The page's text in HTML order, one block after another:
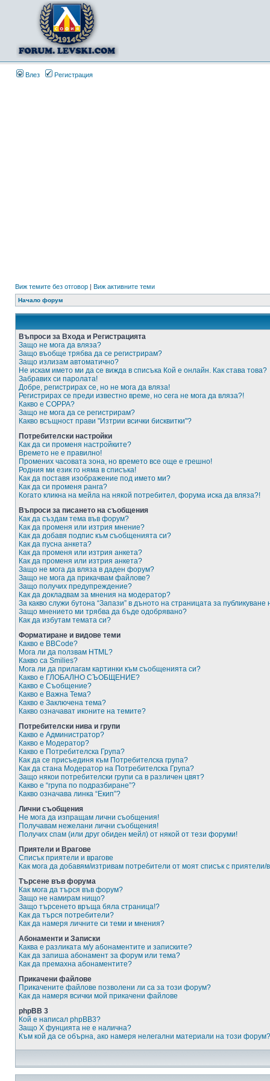
Влез Регистрация
Виж темите без отговор | Виж активните теми
Начало форум
Въпроси за Входа и Регистрацията
Защо не мога да вляза?
Защо въобще трябва да се регистрирам?
Защо излизам автоматично?
Не искам името ми да се вижда в списъка Кой е онлайн. Как става това?
Забравих си паролата!
Добре, регистрирах се, но не мога да вляза!
Регистрирах се преди известно време, но сега не мога да вляза?!
Какво е COPPA?
Защо не мога да се регистрирам?
Какво всъщност прави "Изтрии всички бисквитки"?
Потребителски настройки
Как да си променя настройките?
Времето не е правилно!
Промених часовата зона, но времето все още е грешно!
Родния ми език го няма в списъка!
Как да поставя изображение под името ми?
Как да си променя ранга?
Когато кликна на мейла на някой потребител, форума иска да вляза?!
Въпроси за писането на съобщения
Как да създам тема във форум?
Как да променя или изтрия мнение?
Как да добавя подпис към съобщенията си?
Как да пусна анкета?
Как да променя или изтрия анкета?
Как да променя или изтрия анкета?
Защо не мога да вляза в даден форум?
Защо не мога да прикачвам файлове?
Защо получих предупреждение?
Как да докладвам за мнения на модератор?
За какво служи бутона “Запази” в дъното на страницата за
Защо мнението ми трябва да бъде одобрявано?
Как да избутам темата си?
Форматиране и видове теми
Какво е BBCode?
Мога ли да ползвам HTML?
Какво са Smilies?
Мога ли да прилагам картинки към съобщенията си?
Какво е ГЛОБАЛНО СЪОБЩЕНИЕ?
Какво е Съобщение?
Какво е Важна Тема?
Какво е Заключена тема?
Какво означават иконите на темите?
Потребителски нива и групи
Какво е Администратор?
Какво е Модератор?
Какво е Потребителска Група?
Как да се присъединя към Потребителска група?
Как да стана Модератор на Потребителска Група?
Защо някои потребителски групи са в различен цвят?
Какво е “група по подразбиране”?
Какво означава линка “Екип”?
Лични съобщения
Не мога да изпращам лични съобщения!
Получавам нежелани лични съобщения!
Получих спам (или друг обиден мейл) от някой от тези форуми!
Приятели и Врагове
Списък приятели и врагове
Как мога да добавям/изтривам потребители от моят списък с приятели/
Търсене във форума
Как мога да търся във форум?
Защо не намирам нищо?
Защо търсенето връща бяла страница!?
Как да търся потребители?
Как да намеря личните си теми и мнения?
Абонаменти и Записки
Каква е разликата м/у абонаментите и записките?
Как да запиша абонамент за форум или тема?
Как да премахна абонаментите?
Прикачени файлове
Прикачените файлове позволени ли са за този форум?
Как да намеря всички мой прикачени файлове
phpBB 3
Кой е написал phpBB3?
Защо X фунцията не е налична?
Към кой да се обърна, ако намеря нелегални материали на този форум?